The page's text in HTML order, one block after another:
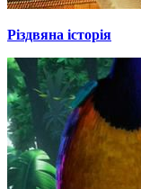
Різдвяна історія